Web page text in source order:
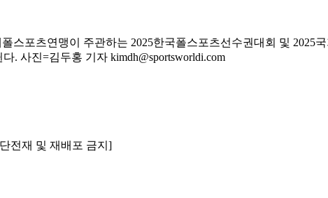
스포츠연맹이 주관하는 2025한국폴스포츠선수권대회 및 2025
. 사진=김두홍 기자 kimdh@sportsworldi.com
전재 및 재배포 금지]